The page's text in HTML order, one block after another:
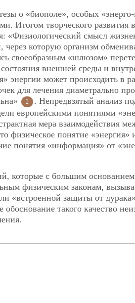
о «биополе», особых
Итогом творческого
«Физиологический смысл
через которую организм
своеобразным «шлюзом»
внешней среды и
энергии может происходить в
для лечения диаметрально
2
. Непредвзятый анализ
европейскими понятиями
мера взаимодействия
понятие «энергия»
понятия «информация» от
которые с бoльшим
физическим законам,
«встроенной защиты от
такого качество